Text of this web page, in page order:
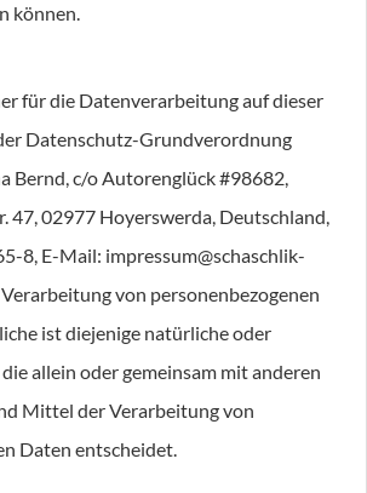
können.
für die Datenverarbeitung auf dieser
Datenschutz-Grundverordnung
Bernd, c/o Autorenglück #98682,
47, 02977 Hoyerswerda, Deutschland,
8, E-Mail: impressum@schaschlik-
von personenbezogenen
ist diejenige natürliche oder
allein oder gemeinsam mit anderen
Mittel der Verarbeitung von
Daten entscheidet.